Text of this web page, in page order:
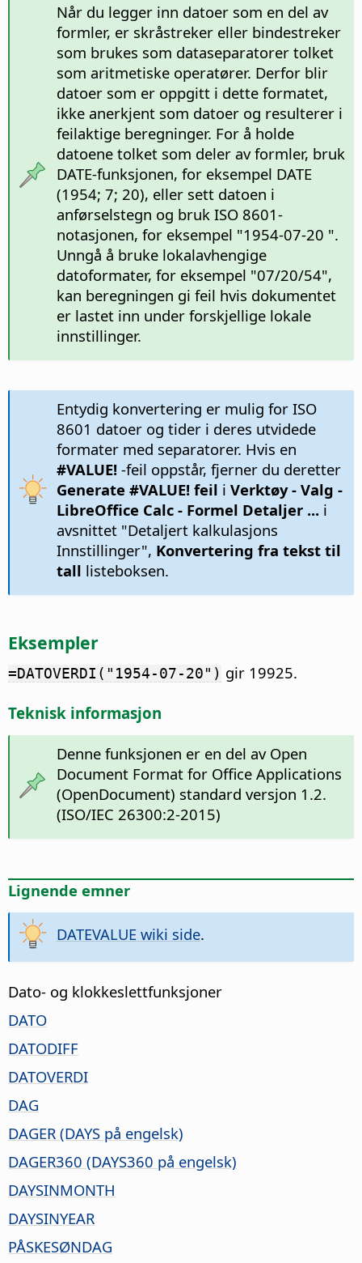
Når du legger inn datoer som en del av
formler, er skråstreker eller bindestreker
som brukes som dataseparatorer tolket
som aritmetiske operatører. Derfor blir
datoer som er oppgitt i dette formatet,
ikke anerkjent som datoer og resulterer i
feilaktige beregninger. For å holde
datoene tolket som deler av formler, bruk
DATE-funksjonen, for eksempel DATE
(1954; 7; 20), eller sett datoen i
anførselstegn og bruk ISO 8601-
notasjonen, for eksempel "1954-07-20 ".
Unngå å bruke lokalavhengige
datoformater, for eksempel "07/20/54",
kan beregningen gi feil hvis dokumentet
er lastet inn under forskjellige lokale
innstillinger.
Entydig konvertering er mulig for ISO
8601 datoer og tider i deres utvidede
formater med separatorer. Hvis en
#VALUE! -feil oppstår, fjerner du deretter
Generate #VALUE! feil i Verktøy - Valg -
LibreOffice Calc - Formel Detaljer ... i
avsnittet "Detaljert kalkulasjons
Innstillinger", Konvertering fra tekst til
tall listeboksen.
Eksempler
=DATOVERDI("1954-07-20") gir 19925.
Teknisk informasjon
Denne funksjonen er en del av Open
Document Format for Office Applications
(OpenDocument) standard versjon 1.2.
(ISO/IEC 26300:2-2015)
Lignende emner
DATEVALUE wiki side.
Dato- og klokkeslettfunksjoner
DATO
DATODIFF
DATOVERDI
DAG
DAGER (DAYS på engelsk)
DAGER360 (DAYS360 på engelsk)
DAYSINMONTH
DAYSINYEAR
PÅSKESØNDAG